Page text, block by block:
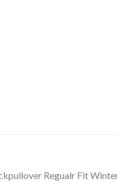
Regualr Fit